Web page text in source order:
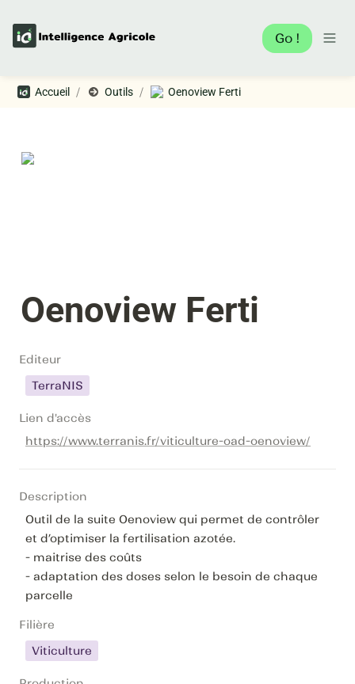
Go !
Accueil / Outils / Oenoview Ferti
Oenoview Ferti
Editeur
TerraNIS
Lien d'accès
https://www.terranis.fr/viticulture-oad-oenoview/
Description
Outil de la suite Oenoview qui permet de contrôler
et d’optimiser la fertilisation azotée.
- maitrise des coûts
- adaptation des doses selon le besoin de chaque
parcelle
Filière
Viticulture